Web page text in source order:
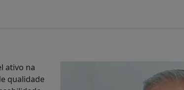
Cuidados e limpeza do CPAP
ativo na
qualidade